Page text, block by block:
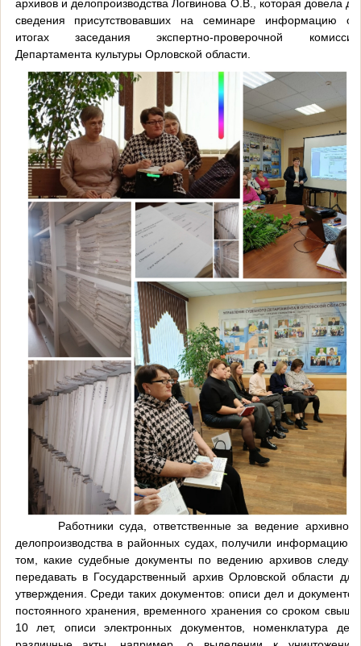
архивов и делопроизводства Логвинова О.В., которая довела до
сведения присутствовавших на семинаре информацию об
итогах заседания экспертно-проверочной комиссии
Департамента культуры Орловской области.
Работники суда, ответственные за ведение архивного
делопроизводства в районных судах, получили информацию о
том, какие судебные документы по ведению архивов следует
передавать в Государственный архив Орловской области для
утверждения. Среди таких документов: описи дел и документов
постоянного хранения, временного хранения со сроком свыше
10 лет, описи электронных документов, номенклатура дел,